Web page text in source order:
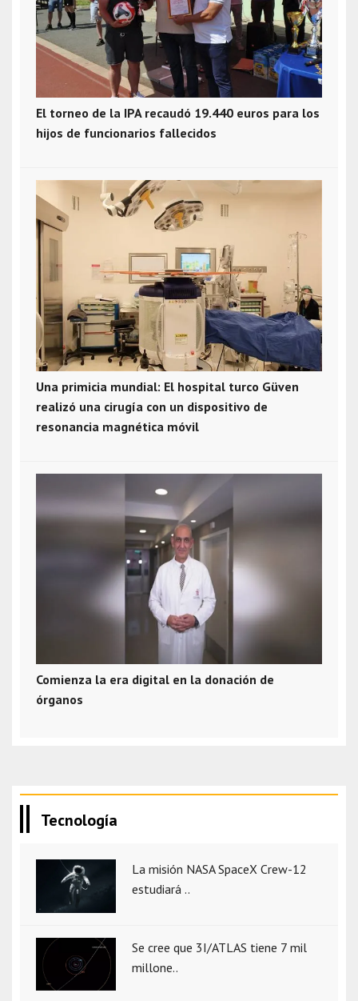
El torneo de la IPA recaudó 19.440 euros para los
hijos de funcionarios fallecidos
Una primicia mundial: El hospital turco Güven
realizó una cirugía con un dispositivo de
resonancia magnética móvil
Comienza la era digital en la donación de
órganos
Tecnología
La misión NASA SpaceX Crew-12
estudiará ..
Se cree que 3I/ATLAS tiene 7 mil
millone..